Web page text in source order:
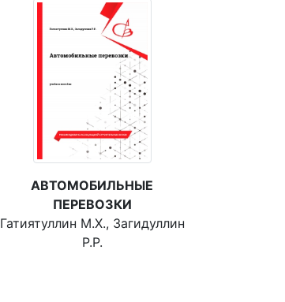
АВТОМОБИЛЬНЫЕ
ПЕРЕВОЗКИ
Гатиятуллин М.Х., Загидуллин
Р.Р.